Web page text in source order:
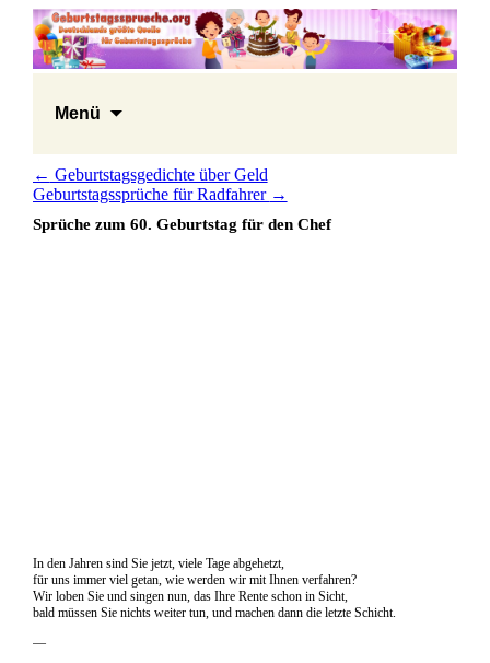
Menü
← Geburtstagsgedichte über Geld
Geburtstagssprüche für Radfahrer →
Sprüche zum 60. Geburtstag für den Chef
In den Jahren sind Sie jetzt, viele Tage abgehetzt,
für uns immer viel getan, wie werden wir mit Ihnen verfahren?
Wir loben Sie und singen nun, das Ihre Rente schon in Sicht,
bald müssen Sie nichts weiter tun, und machen dann die letzte Schicht.
—